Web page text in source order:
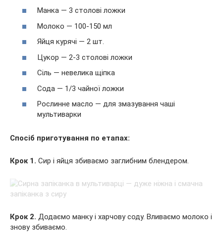
Манка — 3 столові ложки
Молоко — 100-150 мл
Яйця курячі — 2 шт.
Цукор — 2-3 столові ложки
Сіль — невелика щіпка
Сода — 1/3 чайної ложки
Рослинне масло — для змазування чаші
мультиварки
Спосіб приготування по етапах:
Крок 1. Сир і яйця збиваємо заглибним блендером.
Крок 2. Додаємо манку і харчову соду. Вливаємо молоко і
знову збиваємо.